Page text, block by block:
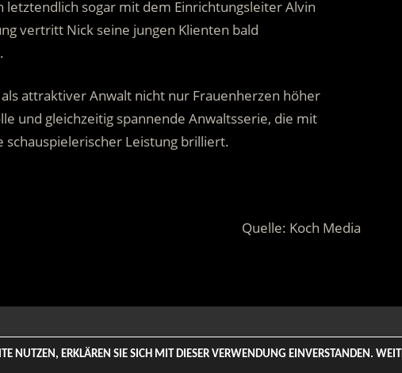
sogar mit dem Einrichtungsleiter Alvin
vertritt Nick seine jungen Klienten bald
attraktiver Anwalt nicht nur Frauenherzen höher
und gleichzeitig spannende Anwaltsserie, die mit
Leistung brilliert.
Quelle: Koch Media
Rights Reserved. | Based on WordPress-Theme: Tortuga von ThemeZee.
NUTZEN, ERKLÄREN SIE SICH MIT DIESER VERWENDUNG EINVERSTANDEN.